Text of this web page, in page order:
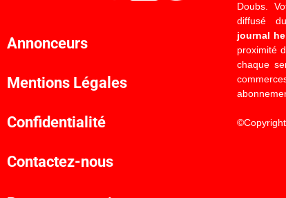
Annonceurs
Mentions Légales
Confidentialité
Contactez-nous
Doubs.
diffusé
journal
proximité
chaque